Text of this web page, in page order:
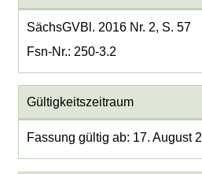
SächsGVBl. 2016 Nr. 2, S. 57
Fsn-Nr.: 250-3.2
Gültigkeitszeitraum
Fassung gültig ab: 17. August